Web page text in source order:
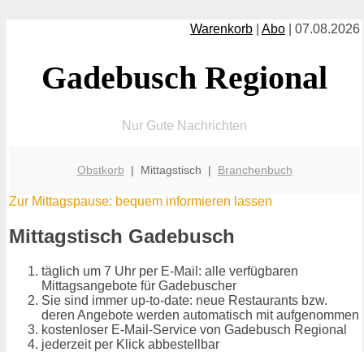
Warenkorb Abo | 07.08.2026
Gadebusch Regional
Nur Gute Nachrichten
Obstkorb | Mittagstisch | Branchenbuch
Zur Mittagspause: bequem informieren lassen
Mittagstisch Gadebusch
täglich um 7 Uhr per E-Mail: alle verfügbaren
Mittagsangebote für Gadebuscher
Sie sind immer up-to-date: neue Restaurants bzw.
deren Angebote werden automatisch mit aufgenommen
kostenloser E-Mail-Service von Gadebusch Regional
jederzeit per Klick abbestellbar